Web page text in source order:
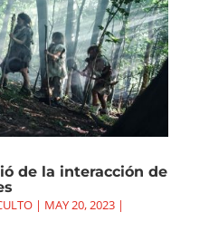
de la interacción de
| MAY 20, 2023|